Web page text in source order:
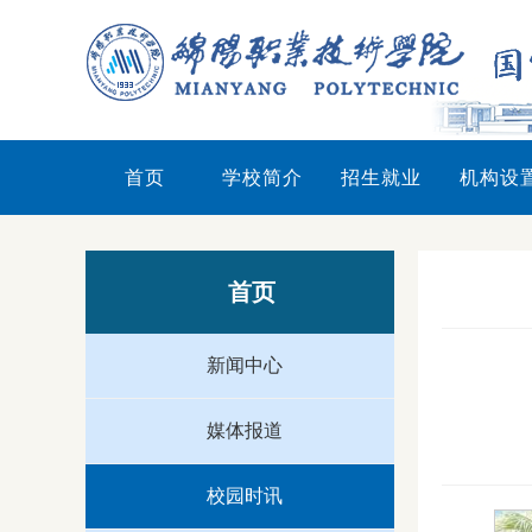
首页 学校简介 招生就业 机构设
首页
新闻中心
媒体报道
校园时讯